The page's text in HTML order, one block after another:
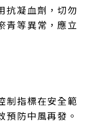
抗凝血劑，切勿
青等異常，應立
制指標在安全範
預防中風再發。